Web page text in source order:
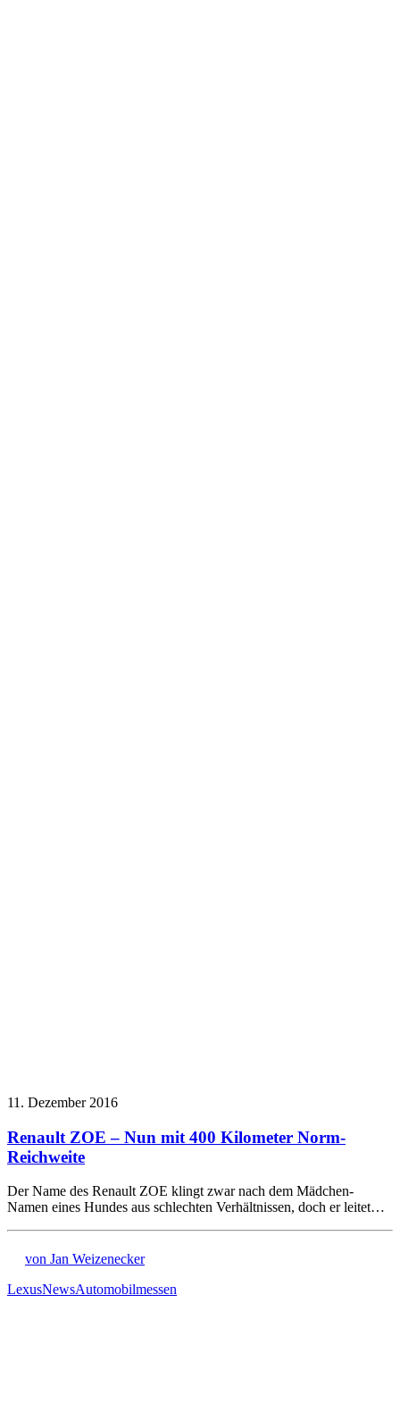
11. Dezember 2016
Renault ZOE – Nun mit 400 Kilometer Norm-
Reichweite
Der Name des Renault ZOE klingt zwar nach dem Mädchen-
Namen eines Hundes aus schlechten Verhältnissen, doch er leitet…
von Jan Weizenecker
LexusNewsAutomobilmessen